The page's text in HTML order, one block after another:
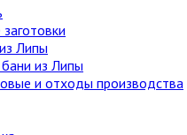
Липы
из Липы
и отходы производства